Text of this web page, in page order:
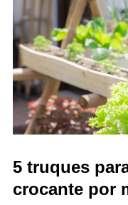
5 truques
crocante por